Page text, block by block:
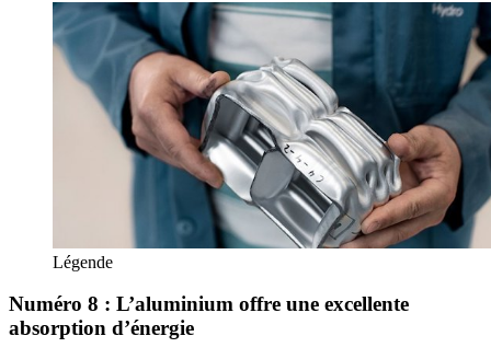
Légende
Numéro 8 : L’aluminium offre une excellente
absorption d’énergie